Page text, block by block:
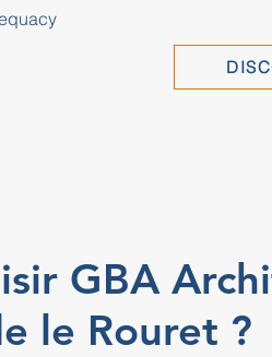
GBA
le Rouret ?